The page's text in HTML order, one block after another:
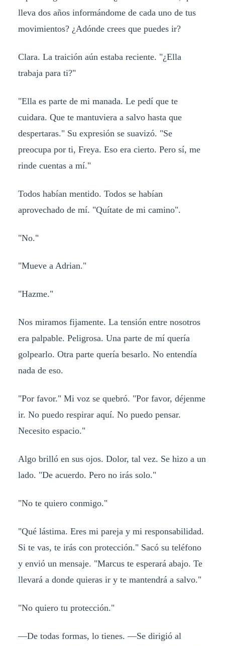
lleva dos años informándome de cada uno de tus
movimientos? ¿Adónde crees que puedes ir?
Clara. La traición aún estaba reciente. "¿Ella
trabaja para ti?"
"Ella es parte de mi manada. Le pedí que te
cuidara. Que te mantuviera a salvo hasta que
despertaras." Su expresión se suavizó. "Se
preocupa por ti, Freya. Eso era cierto. Pero sí, me
rinde cuentas a mí."
Todos habían mentido. Todos se habían
aprovechado de mí. "Quítate de mi camino".
"No."
"Mueve a Adrian."
"Hazme."
Nos miramos fijamente. La tensión entre nosotros
era palpable. Peligrosa. Una parte de mí quería
golpearlo. Otra parte quería besarlo. No entendía
nada de eso.
"Por favor." Mi voz se quebró. "Por favor, déjenme
ir. No puedo respirar aquí. No puedo pensar.
Necesito espacio."
Algo brilló en sus ojos. Dolor, tal vez. Se hizo a un
lado. "De acuerdo. Pero no irás solo."
"No te quiero conmigo."
"Qué lástima. Eres mi pareja y mi responsabilidad.
Si te vas, te irás con protección." Sacó su teléfono
y envió un mensaje. "Marcus te esperará abajo. Te
llevará a donde quieras ir y te mantendrá a salvo."
"No quiero tu protección."
—De todas formas, lo tienes. —Se dirigió al